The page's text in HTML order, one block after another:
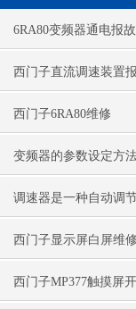
6RA80变频器通电报
F60100
西门子直流调速装置
西门子6RA80维修
变频器的参数设定方
调速器是一种自动调
西门子显示屏白屏维修
西门子MP377触摸屏